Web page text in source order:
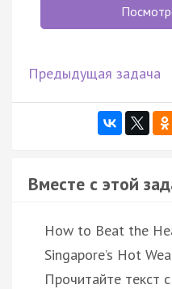
Предыдущая задача
Вместе с этой
How to Beat the
Singapore’s Hot
Прочитайте текст